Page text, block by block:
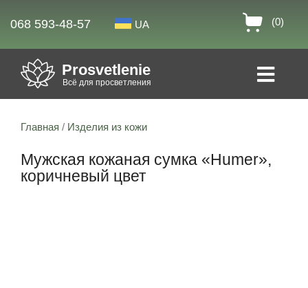
068 593-48-57 UA (0)
Prosvetlenie
Всё для просветления
Главная / Изделия из кожи
Мужская кожаная сумка «Humer»,
коричневый цвет